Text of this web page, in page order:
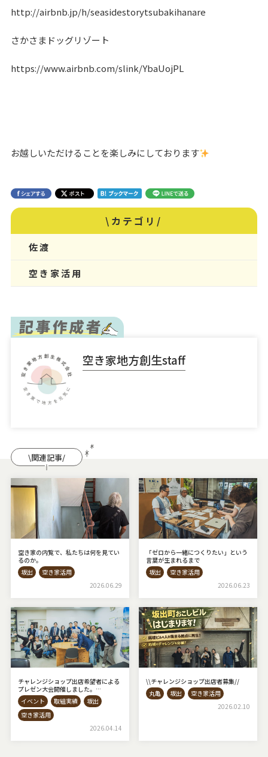
http://airbnb.jp/h/seasidestorytsubakihanare
さかさまドッグリゾート
https://www.airbnb.com/slink/YbaUojPL
お越しいただけることを楽しみにしております
\カテゴリ/
佐渡
空き家活用
空き家地方創生staff
\関連記事/
空き家の内覧で、私たちは何を見てい
るのか。
坂出
空き家活用
2026.06.29
「ゼロから一緒につくりたい」という
言葉が生まれるまで
坂出
空き家活用
2026.06.23
チャレンジショップ出店希望者による
プレゼン大会開催しました。
◇AKIYAto BASE◇
イベント 取組実績
坂出
空き家活用
2026.04.14
\\チャレンジショップ出店者募集⁡//
丸亀
坂出
空き家活用
2026.02.10